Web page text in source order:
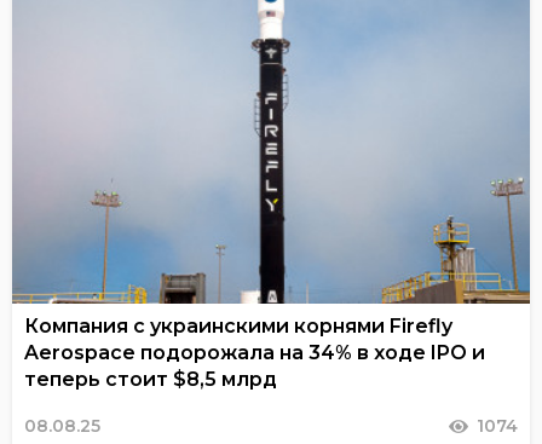
Компания с украинскими корнями Firefly
Aerospace подорожала на 34% в ходе IPO и
теперь стоит $8,5 млрд
08.08.25 1074